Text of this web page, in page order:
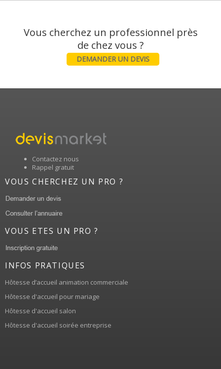
Vous cherchez un professionnel près
DEMANDER UN DEVIS
Contactez nous
Rappel gratuit
VOUS CHERCHEZ UN PRO ?
VOUS ETES UN PRO ?
INFOS PRATIQUES
Hôtesse d’accueil animation commerciale
Hôtesse d'accueil pour mariage
Hôtesse d'accueil salon
Hôtesse d'accueil soirée entreprise